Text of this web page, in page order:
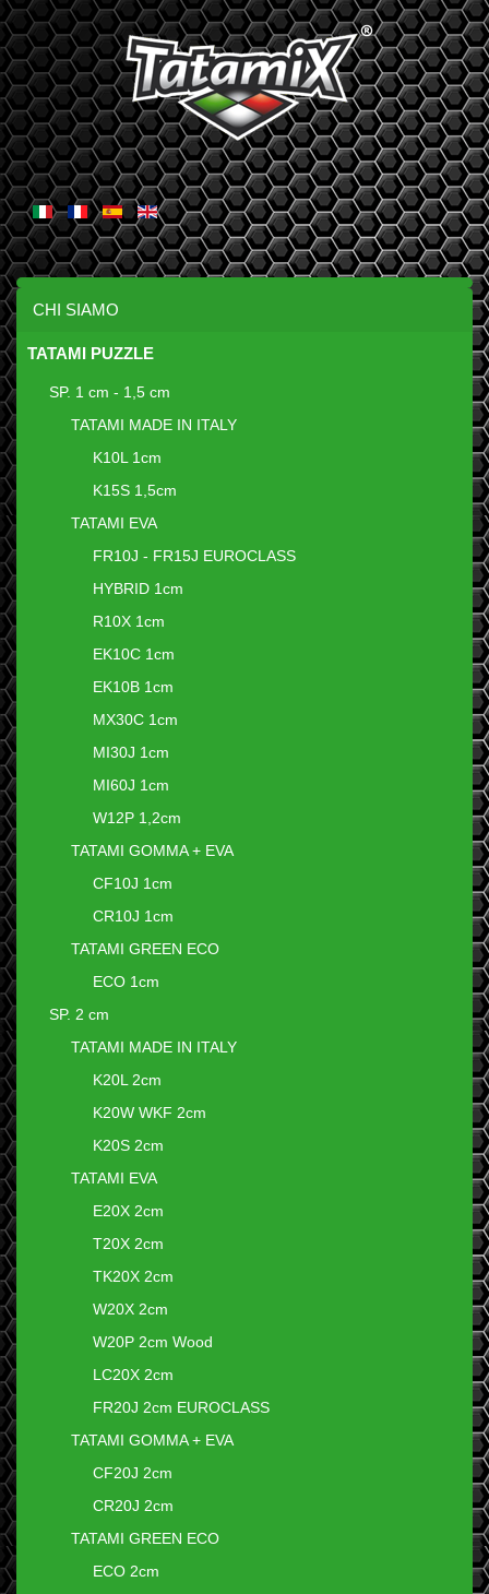
CHI SIAMO
TATAMI PUZZLE
SP. 1 cm - 1,5 cm
TATAMI MADE IN ITALY
K10L 1cm
K15S 1,5cm
TATAMI EVA
FR10J - FR15J EUROCLASS
HYBRID 1cm
R10X 1cm
EK10C 1cm
EK10B 1cm
MX30C 1cm
MI30J 1cm
MI60J 1cm
W12P 1,2cm
TATAMI GOMMA + EVA
CF10J 1cm
CR10J 1cm
TATAMI GREEN ECO
ECO 1cm
SP. 2 cm
TATAMI MADE IN ITALY
K20L 2cm
K20W WKF 2cm
K20S 2cm
TATAMI EVA
E20X 2cm
T20X 2cm
TK20X 2cm
W20X 2cm
W20P 2cm Wood
LC20X 2cm
FR20J 2cm EUROCLASS
TATAMI GOMMA + EVA
CF20J 2cm
CR20J 2cm
TATAMI GREEN ECO
ECO 2cm